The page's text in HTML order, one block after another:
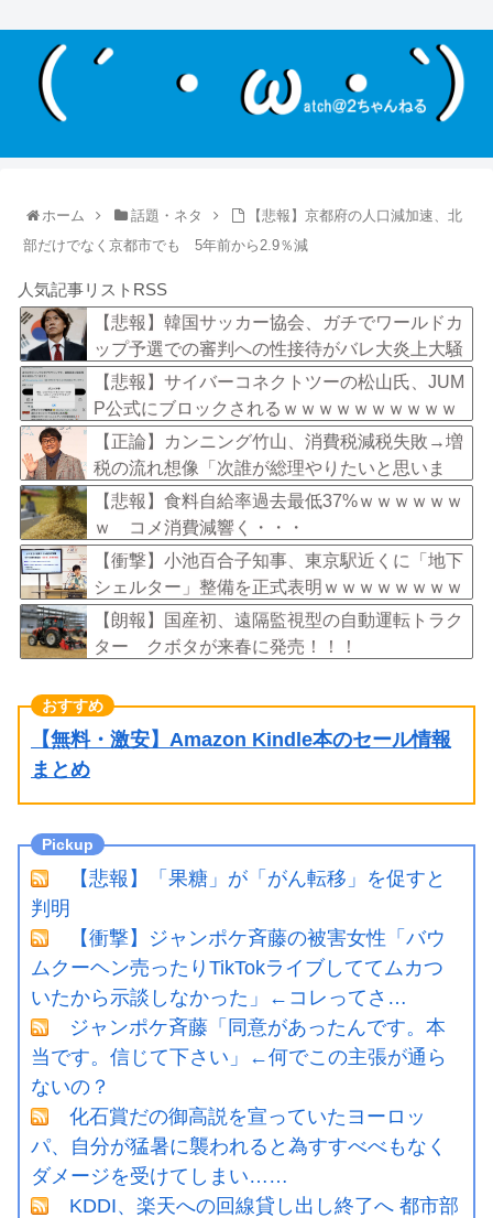
ホーム 話題・ネタ
【悲報】京都府の人口減加速、北
部だけでなく京都市でも 5年前から2.9％減
人気記事リストRSS
【悲報】韓国サッカー協会、ガチでワールドカ
ップ予選での審判への性接待がバレ大炎上大騒
ぎにｗｗｗｗｗｗｗｗ
【悲報】サイバーコネクトツーの松山氏、JUM
P公式にブロックされるｗｗｗｗｗｗｗｗｗｗ
ｗ
【正論】カンニング竹山、消費税減税失敗→増
税の流れ想像「次誰が総理やりたいと思いま
す？」
【悲報】食料自給率過去最低37%ｗｗｗｗｗｗ
ｗ コメ消費減響く・・・
【衝撃】小池百合子知事、東京駅近くに「地下
シェルター」整備を正式表明ｗｗｗｗｗｗｗｗ
ｗ
【朗報】国産初、遠隔監視型の自動運転トラク
ター クボタが来春に発売！！！
【無料・激安】Amazon Kindle本のセール情報
まとめ
【悲報】「果糖」が「がん転移」を促すと
判明
【衝撃】ジャンポケ斉藤の被害女性「バウ
ムクーヘン売ったりTikTokライブしててムカつ
いたから示談しなかった」←コレってさ…
ジャンポケ斉藤「同意があったんです。本
当です。信じて下さい」←何でこの主張が通ら
ないの？
化石賞だの御高説を宣っていたヨーロッ
パ、自分が猛暑に襲われると為すすべべもなく
ダメージを受けてしまい……
KDDI、楽天への回線貸し出し終了へ 都市部